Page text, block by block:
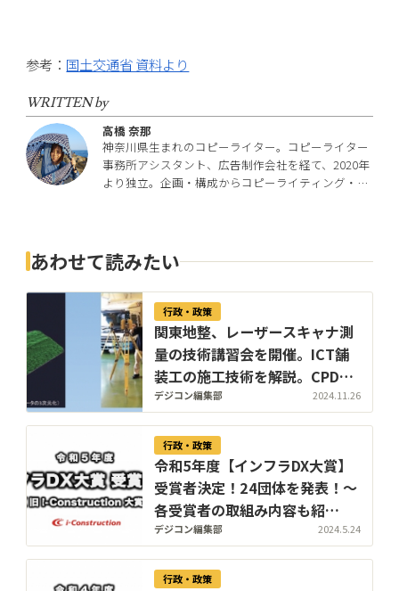
参考： 国土交通省 資料より
WRITTEN by
高橋 奈那
神奈川県生まれのコピーライター。コピーライター
事務所アシスタント、広告制作会社を経て、2020年
より独立。企画・構成からコピーライティング・取
体を得意とする。
あわせて読みたい
行政・政策
関東地整、レーザースキャナ測
量の技術講習会を開催。ICT舗
装工の施工技術を解説。CPDS
認定5ユニット付与
デジコン編集部 2024.11.26
行政・政策
令和5年度【インフラDX大賞】
受賞者決定！24団体を発表！〜
各受賞者の取組み内容も紹
介！〜【完全版】
デジコン編集部 2024.5.24
行政・政策